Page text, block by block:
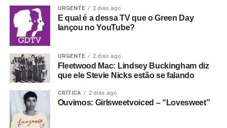
URGENTE 2 dias ago
E qual é a dessa TV que o Green Day
lançou no YouTube?
URGENTE 2 dias ago
Fleetwood Mac: Lindsey Buckingham diz
que ele Stevie Nicks estão se falando
CRÍTICA 2 dias ago
Ouvimos: Girlsweetvoiced – “Lovesweet”